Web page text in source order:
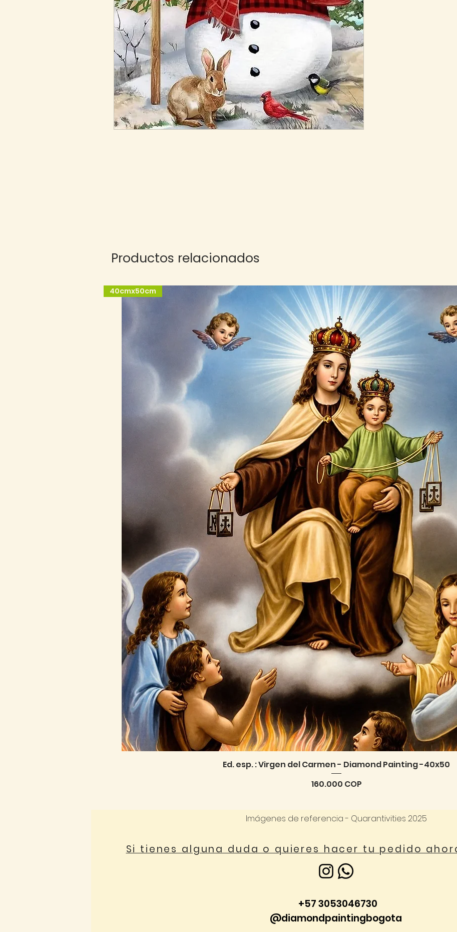
Productos relacionados
Vista rápida
40cmx50cm
Ed. esp. : Virgen del Carmen - Diamond Painting -40x50
Precio
160.000 COP
Imágenes de referencia - Quarantivities 2025
Si tienes alguna duda o quieres hacer tu pedido
+57 3053046730
@diamondpaintingbogota